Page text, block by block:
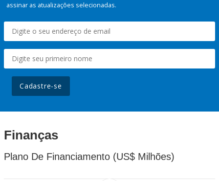
assinar as atualizações selecionadas.
Cadastre-se
Finanças
Plano De Financiamento (US$ Milhões)